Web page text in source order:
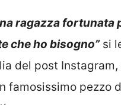
ragazza fortunata
che ho bisogno”si
del post
famosissimo pezzo